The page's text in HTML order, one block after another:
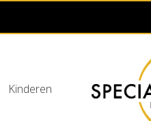
Kinderen